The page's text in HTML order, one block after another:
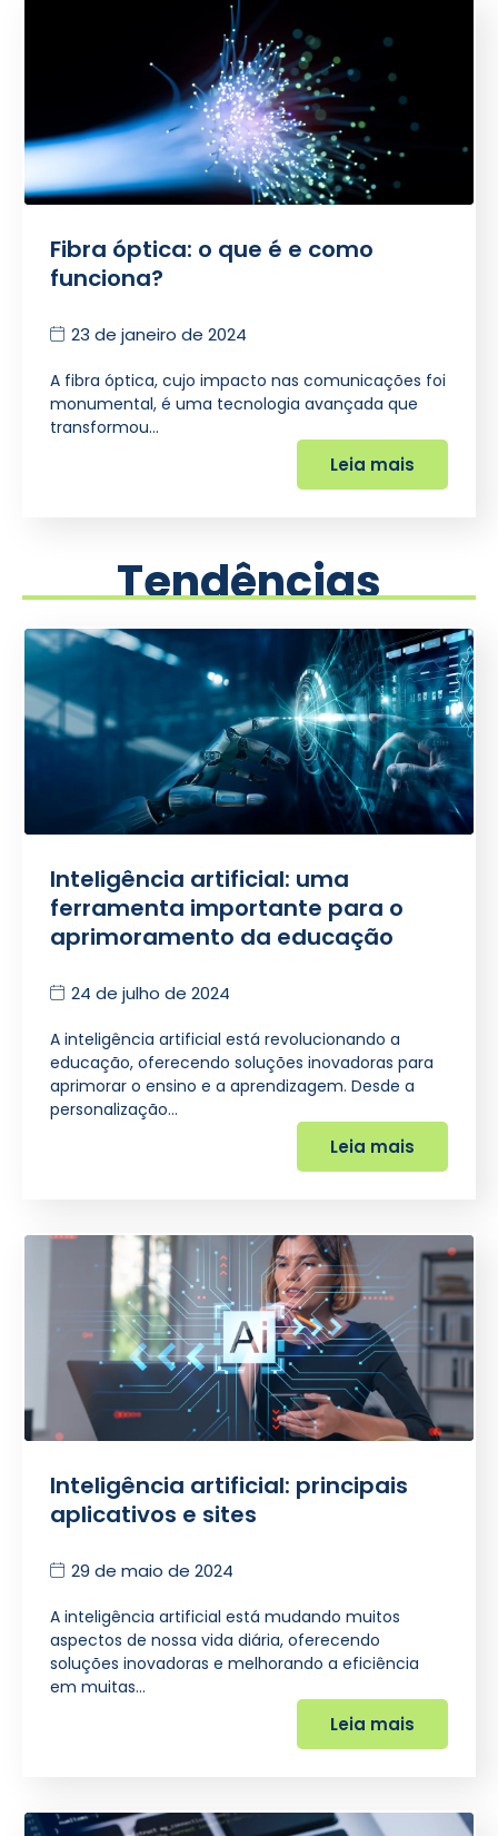
Fibra óptica: o que é e como
funciona?
23 de janeiro de 2024
A fibra óptica, cujo impacto nas comunicações foi
monumental, é uma tecnologia avançada que
transformou…
Leia mais
Tendências
Inteligência artificial: uma
ferramenta importante para o
aprimoramento da educação
24 de julho de 2024
A inteligência artificial está revolucionando a
educação, oferecendo soluções inovadoras para
aprimorar o ensino e a aprendizagem. Desde a
personalização…
Leia mais
Inteligência artificial: principais
aplicativos e sites
29 de maio de 2024
A inteligência artificial está mudando muitos
aspectos de nossa vida diária, oferecendo
soluções inovadoras e melhorando a eficiência
em muitas…
Leia mais